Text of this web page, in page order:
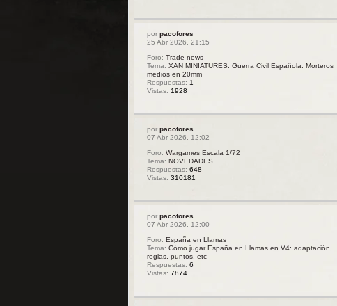
por pacofores
25 Abr 2026, 21:15
Foro: Trade news
Tema: XAN MINIATURES. Guerra Civil Española. Morteros
medios en 20mm
Respuestas: 1
Vistas: 1928
por pacofores
07 Abr 2026, 12:02
Foro: Wargames Escala 1/72
Tema: NOVEDADES
Respuestas: 648
Vistas: 310181
por pacofores
07 Abr 2026, 12:00
Foro: España en Llamas
Tema: Cómo jugar España en Llamas en V4: adaptación,
reglas, puntos, etc
Respuestas: 6
Vistas: 7874